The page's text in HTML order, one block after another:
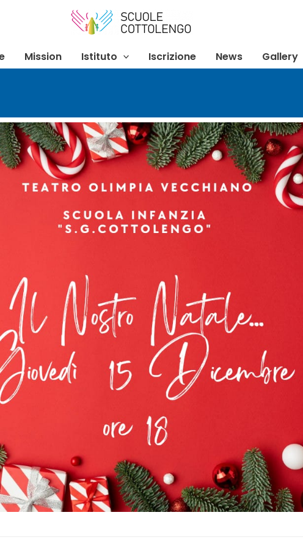
Mission Istituto Iscrizione News Gallery